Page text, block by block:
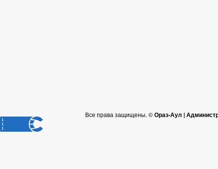
Все права защищены. ©Ораз-Аул |